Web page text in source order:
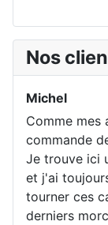
Nos
Michel
Comme mes
commande
Je trouve ici
et j'ai
tourner ces
derniers